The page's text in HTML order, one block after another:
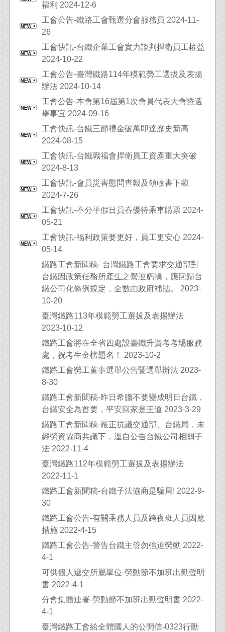
福利 2024-12-6
工會公告-鐵路工會甄選分會服務員 2024-11-
26
工會快訊-台鐵企業工會實力談判捍衛員工權益
2024-10-22
工會公告-臺灣鐵路114年模範勞工選拔及表揚
辦法 2024-10-14
工會公告-本會第16屆第1次會員代表大會暨選
舉事宜 2024-09-16
工會快訊-台鐵三節禮金破萬即達歷史新高
2024-08-15
工會快訊-台鐵職福會捍衛員工資產重大突破
2024-8-13
工會快訊-會員災害慰問查報及領收書下載
2024-7-26
工會快訊-不分平假日員眷優待乘車購票 2024-
05-21
工會快訊-福利政策要更好，員工更安心 2024-
05-14
鐵路工會新聞稿- 台灣鐵路工會要求交通部對
台鐵因政策任務所產生之營運虧損，應回歸台
鐵公司化條例規定，全數由政府補貼。 2023-
10-20
臺灣鐵路113年模範勞工選拔及表揚辦法
2023-10-12
鐵路工會將在全省四處設臺鐵升資考考場服務
處，祝考生金榜題名！ 2023-10-2
鐵路工會勞工董事選舉公告暨選舉辦法 2023-
8-30
鐵路工會新聞稿-昨日希臘不要變成明日台鐵，
台鐵安全為首要，平安回家是王道 2023-3-29
鐵路工會新聞稿-嚴正抗議交通部、台鐵局，未
經勞資協商共識下，逕自公告台鐵公司相關子
法 2022-11-4
臺灣鐵路112年模範勞工選拔及表揚辦法
2022-11-1
鐵路工會新聞稿-台鐵子法協商是騙局! 2022-9-
30
鐵路工會公告-有關乘務人員及跨夜班人員因應
措施 2022-4-15
鐵路工會公告-警告台鐵主管勿強迫勞動 2022-
4-1
可供個人遞交所屬單位-勞動節不加班出勤聲明
書 2022-4-1
分會集體連署-勞動節不加班出勤聲明書 2022-
4-1
臺灣鐵路工會給全體國人的公開信-0323行動